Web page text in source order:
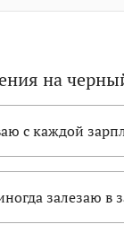
на
с каждой
залезаю в